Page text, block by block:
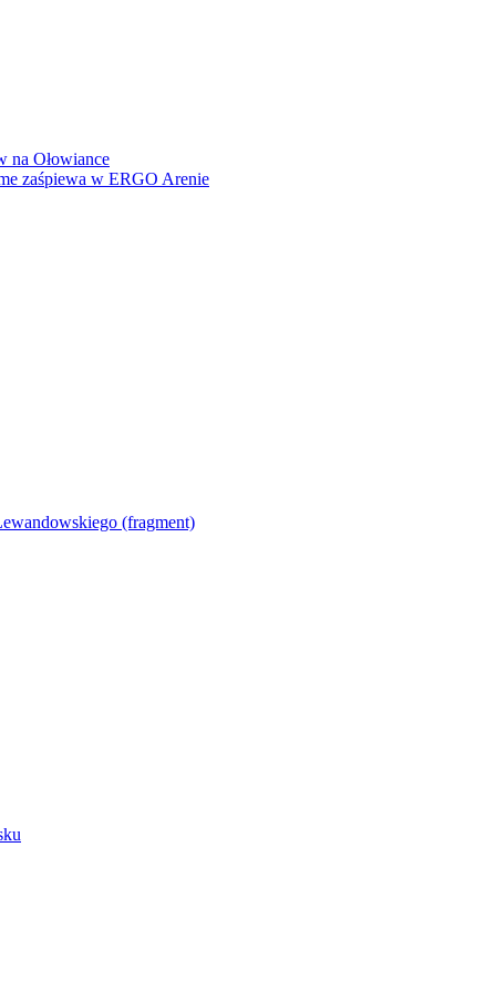
na Ołowiance
zaśpiewa w ERGO Arenie
(fragment)